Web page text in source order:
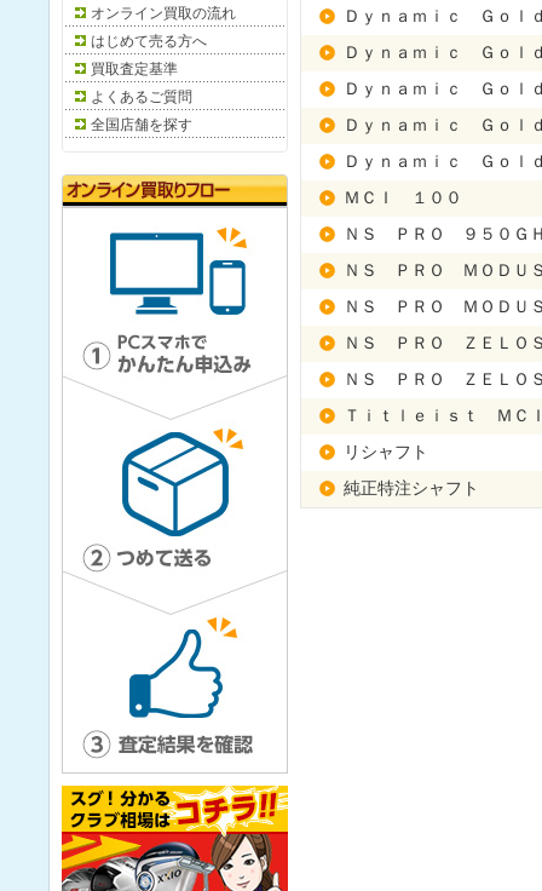
Ｄｙｎａｍｉｃ Ｇｏｌ
Ｄｙｎａｍｉｃ Ｇｏｌ
Ｄｙｎａｍｉｃ Ｇｏｌ
Ｄｙｎａｍｉｃ Ｇｏｌ
Ｄｙｎａｍｉｃ Ｇｏ
ＭＣＩ １００
ＮＳ ＰＲＯ ９５０Ｇ
ＮＳ ＰＲＯ ＭＯＤＵ
ＮＳ ＰＲＯ ＭＯＤＵ
ＮＳ ＰＲＯ ＺＥＬＯ
ＮＳ ＰＲＯ ＺＥＬＯ
Ｔｉｔｌｅｉｓｔ ＭＣ
リシャフト
純正特注シャフト
オンライン買取の流れ
はじめて売る方へ
買取査定基準
よくあるご質問
全国店舗を探す